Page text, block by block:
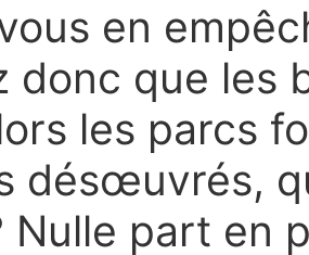
en
donc que les
les parcs
désœuvrés,
Nulle part en